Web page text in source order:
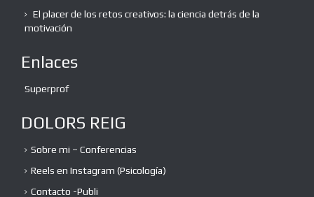
El placer de los retos creativos: la ciencia detrás de la
motivación
Enlaces
Superprof
DOLORS REIG
Sobre mi – Conferencias
Reels en Instagram (Psicología)
Contacto -Publi